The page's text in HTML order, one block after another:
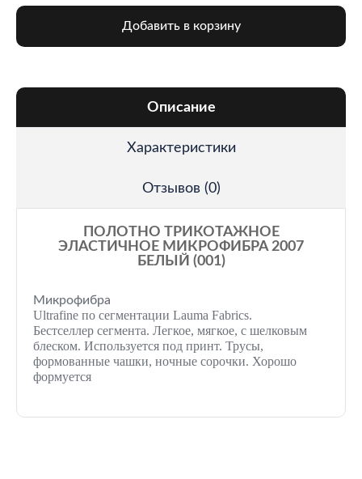
Добавить в корзину
Описание
Характеристики
Отзывов (0)
ПОЛОТНО ТРИКОТАЖНОЕ
ЭЛАСТИЧНОЕ МИКРОФИБРА 2007
БЕЛЫЙ (001)
Микрофибра
Ultrafine по сегментации Lauma Fabrics.
Бестселлер сегмента. Легкое, мягкое, с шелковым
блеском. Используется под принт. Трусы,
формованные чашки, ночные сорочки. Хорошо
формуется